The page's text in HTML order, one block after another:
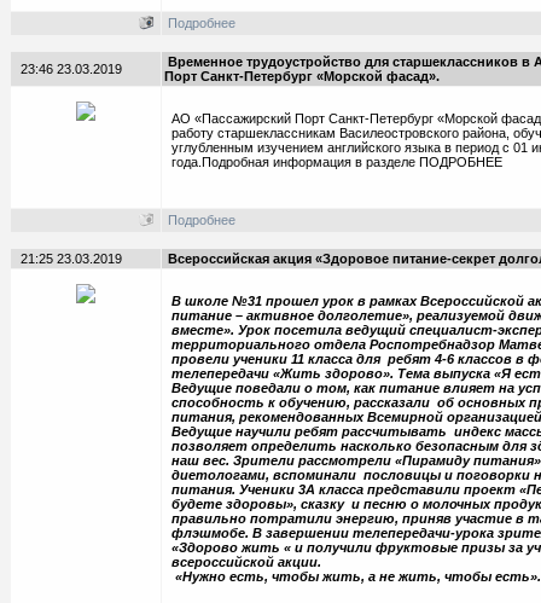
Подробнее
23:46 23.03.2019
Временное трудоустройство для старшеклассников в
Порт Санкт-Петербург «Морской фасад».
АО «Пассажирский Порт Санкт-Петербург «Морской
работу старшеклассникам Василеостровского района,
углубленным изучением английского языка в период с 01
года.Подробная информация в разделе ПОДРОБНЕЕ
Подробнее
21:25 23.03.2019 Всероссийская акция «Здоровое питание-секрет
В школе №31 прошел урок в рамках Всероссийской
питание – активное долголетие», реализуемой
вместе». Урок посетила ведущий специалист-
территориального отдела Роспотребнадзор
провели ученики 11 класса для ребят 4-6 классов в
телепередачи «Жить здорово». Тема выпуска «Я
Ведущие поведали о том, как питание влияет на
способность к обучению, рассказали об основных
питания, рекомендованных Всемирной
Ведущие научили ребят рассчитывать индекс
позволяет определить насколько безопасным для
наш вес. Зрители рассмотрели «Пирамиду
диетологами, вспоминали пословицы и поговорки
питания. Ученики 3А класса представили проект
будете здоровы», сказку и песню о молочных
правильно потратили энергию, приняв участие в
флэшмобе. В завершении телепередачи-урока
«Здорово жить « и получили фруктовые призы за
всероссийской акции.
«Нужно есть, чтобы жить, а не жить, чтобы